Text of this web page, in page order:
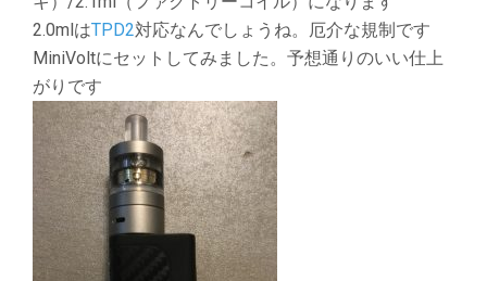
2.0mlはTPD2対応なんでしょうね。厄介な規制です
MiniVoltにセットしてみました。予想通りのいい仕上
がりです